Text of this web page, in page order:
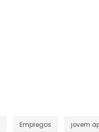
Empregos jovem